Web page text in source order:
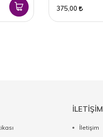
375,00
İLETİŞİM
İletişim